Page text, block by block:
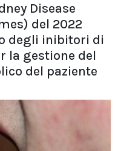
Disease
del 2022
degli inibitori di
la gestione del
del paziente